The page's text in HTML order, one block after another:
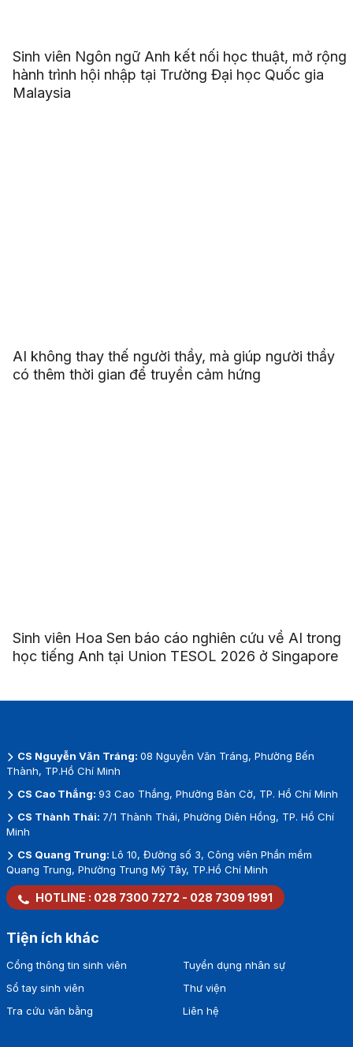
Sinh viên Ngôn ngữ Anh kết nối học thuật, mở rộng
hành trình hội nhập tại Trường Đại học Quốc gia
Malaysia
AI không thay thế người thầy, mà giúp người thầy
có thêm thời gian để truyền cảm hứng
Sinh viên Hoa Sen báo cáo nghiên cứu về AI trong
học tiếng Anh tại Union TESOL 2026 ở Singapore
CS Nguyễn Văn Tráng: 08 Nguyễn Văn Tráng, Phường Bến
Thành, TP.Hồ Chí Minh
CS Cao Thắng: 93 Cao Thắng, Phường Bàn Cờ, TP. Hồ Chí Minh
CS Thành Thái: 7/1 Thành Thái, Phường Diên Hồng, TP. Hồ Chí
Minh
CS Quang Trung: Lô 10, Đường số 3, Công viên Phần mềm
Quang Trung, Phường Trung Mỹ Tây, TP.Hồ Chí Minh
HOTLINE : 028 7300 7272 - 028 7309 1991
Tiện ích khác
Cổng thông tin sinh viên
Sổ tay sinh viên
Tra cứu văn bằng
Tuyển dụng nhân sự
Thư viện
Liên hệ